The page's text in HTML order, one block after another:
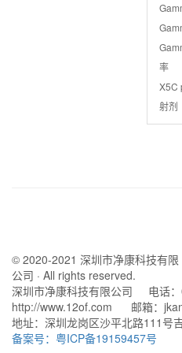
率
X5C
射剂
© 2020-2021 深圳市净康科技有限
公司 · All rights reserved.
深圳市净康科技有限公司 电话
http://www.12of.com 邮箱：
地址：深圳龙岗区沙平北路111号
备案号：粤ICP备19159457号